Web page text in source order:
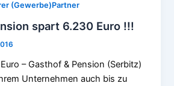
(Gewerbe)Partner
spart 6.230 Euro !!!
– Gasthof & Pension (Serbitz)
Unternehmen auch bis zu